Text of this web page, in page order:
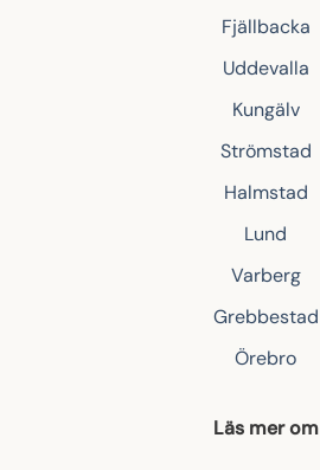
Fjällbacka
Uddevalla
Kungälv
Strömstad
Halmstad
Lund
Varberg
Grebbestad
Örebro
Läs mer om